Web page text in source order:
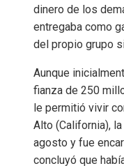
dinero de los
entregaba como
del propio grupo
Aunque
fianza de 250
le permitió vivir
Alto (California),
agosto y fue
concluyó que